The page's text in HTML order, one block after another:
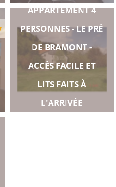
APPARTEMENT 4
PERSONNES - LE PRÉ
DE BRAMONT -
ACCÈS FACILE ET
LITS FAITS À
L'ARRIVÉE